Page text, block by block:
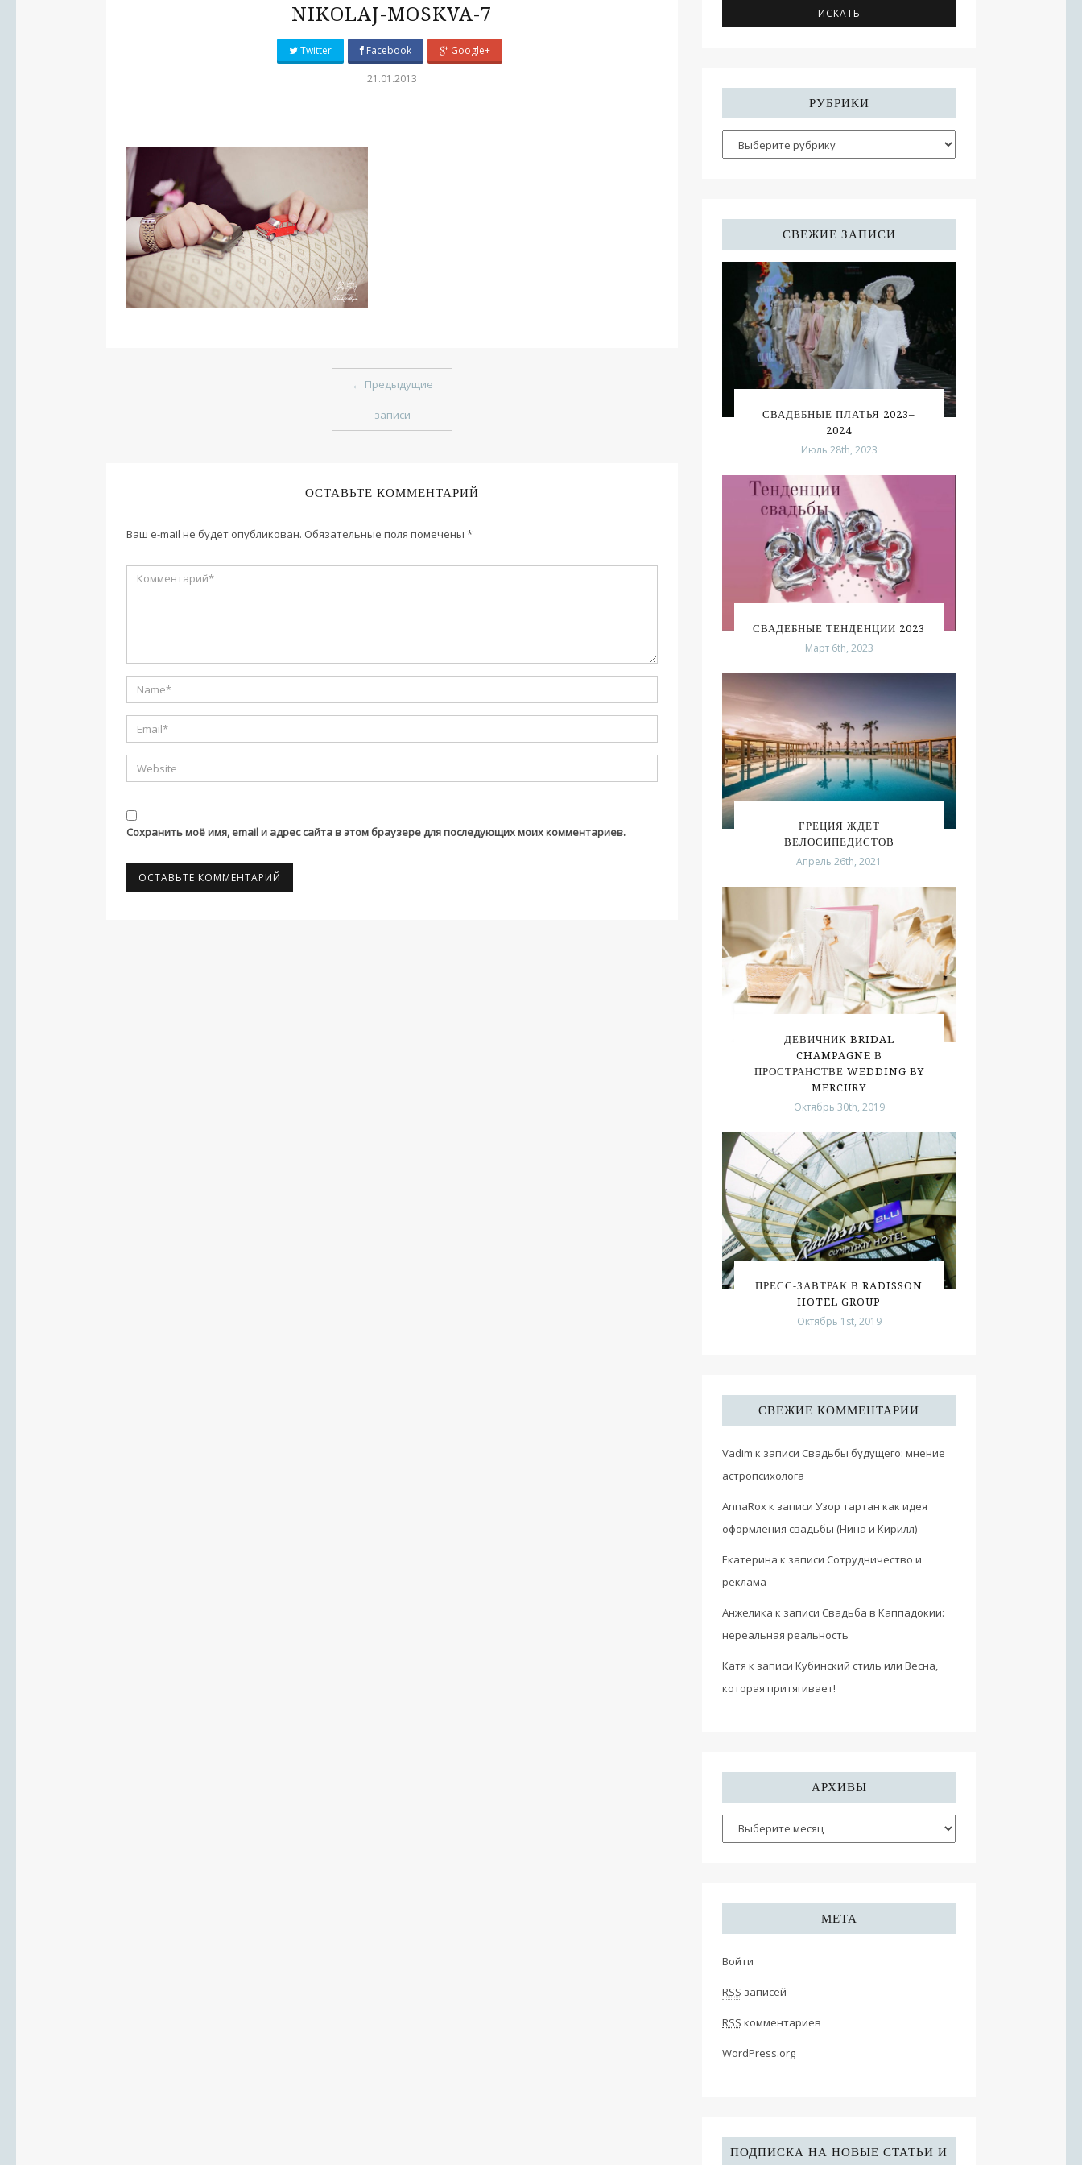
NIKOLAJ-MOSKVA-7
Twitter Facebook Google+
21.01.2013
← Предыдущие
записи
ОСТАВЬТЕ КОММЕНТАРИЙ
Ваш e-mail не будет опубликован. Обязательные поля помечены *
Сохранить моё имя, email и адрес сайта в этом браузере для последующих моих комментариев.
РУБРИКИ
СВЕЖИЕ ЗАПИСИ
СВАДЕБНЫЕ ПЛАТЬЯ 2023–
2024
Июль 28th, 2023
СВАДЕБНЫЕ ТЕНДЕНЦИИ 2023
Март 6th, 2023
ГРЕЦИЯ ЖДЕТ
ВЕЛОСИПЕДИСТОВ
Апрель 26th, 2021
ДЕВИЧНИК BRIDAL
CHAMPAGNE В
ПРОСТРАНСТВЕ WEDDING BY
MERCURY
Октябрь 30th, 2019
ПРЕСС-ЗАВТРАК В RADISSON
HOTEL GROUP
Октябрь 1st, 2019
СВЕЖИЕ КОММЕНТАРИИ
Vadim к записи Свадьбы будущего: мнение
астропсихолога
AnnaRoxк записи Узор тартан как идея
оформления свадьбы (Нина и Кирилл)
Екатерина к записи Сотрудничество и
реклама
Анжелика к записи Свадьба в Каппадокии:
нереальная реальность
Катя к записи Кубинский стиль или Весна,
которая притягивает!
АРХИВЫ
МЕТА
Войти
RSS записей
RSS комментариев
WordPress.org
ПОДПИСКА НА НОВЫЕ СТАТЬИ И